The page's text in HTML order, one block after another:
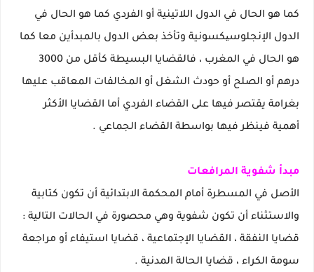
كما هو الحال في الدول اللاتينية أو الفردي كما هو الحال في
الدول الإنجلوسیكسونية وتأخذ بعض الدول بالمبدأين معا كما
هو الحال في المغرب ، فالقضايا البسيطة كأقل من 3000
درهم أو الصلح أو حودث الشغل أو المخالفات المعاقب عليها
بغرامة يقتصر فيها على القضاء الفردي أما القضايا الأكثر
أهمية فينظر فيها بواسطة القضاء الجماعي .
مبدأ شفوية المرافعات
الأصل في المسطرة أمام المحكمة الابتدائية أن تكون كتابية
والاستثناء أن تكون شفوية وهي محصورة في الحالات التالية :
قضايا النفقة ، القضايا الإجتماعية ، قضايا استيفاء أو مراجعة
سومة الكراء ، قضايا الحالة المدنية .